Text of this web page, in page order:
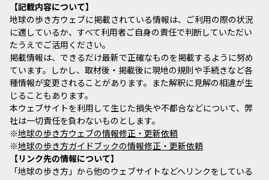
記載内容について
地球の歩き方ウェブに掲載されている情報は、ご利用の際の状況
に適しているか、すべて利用者ご自身の責任で判断していただい
たうえでご活用ください。
掲載情報は、できるだけ最新で正確なものを掲載するように努め
ています。しかし、取材後・掲載後に現地の規則や手続きなど各
種情報が変更されることがあります。また解釈に見解の相違が生
じることもあります。
本ウェブサイトを利用して生じた損失や不都合などについて、弊
社は一切責任を負わないものとします。
※地球の歩き方ウェブの情報修正・更新依頼
※地球の歩き方ガイドブックの情報修正・更新依頼
リンク先の情報について
「地球の歩き方」から他のウェブサイトなどへリンクをしている